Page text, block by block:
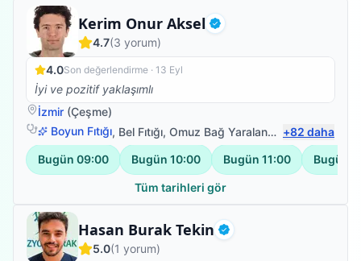
yaşanmıyor tüm aile fertlerimiz bu süreçten
etkileniyor.İşte Ümit bey bunu başarıyor bizim ile
birlikte olmayı aileden biri olmayı ,o zamanda meslek
bilgisi ve insani değerleri ile başarılı oluyor.Kendisi
gerek nezaketi gerek iş tutuşu gerek değerleri ile
saygımızı sevgimizi kazandı.TEŞEKKÜRLER Ümit bey
tüm değerleriniz için emeğinize,yüreğinize sağlık.
Kerim Onur Aksel Doğrulanmış
Uzman Fizyoterapist
4.7(3 yorum)
4.0Son değerlendirme · 13 Eyl
İyi ve pozitif yaklaşımlı
İzmir (Çeşme)
Boyun Fıtığı, Bel Fıtığı, Omuz Bağ Yaralanması ,Sırt Ağrısı
+82 daha
Bugün 09:00 Bugün 10:00 Bugün 11:00 Bugün
Tüm tarihleri gör
Hasan Burak Tekin Doğrulanmış
Fizyoterapist
5.0(1 yorum)